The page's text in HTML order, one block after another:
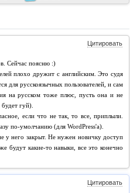
Цитировать
Сейчас поясню :)
плохо дружит с английским. Это судя
для русскоязычных пользователей, и сам
на русском тоже плюс, пусть она и не
гуй).
если что не так, то все, приплыли.
по-умолчанию (для WordPress'а).
у него закрыт. Не нужен новичку доступ
будут какие-то навыки, все это конечно
Цитировать